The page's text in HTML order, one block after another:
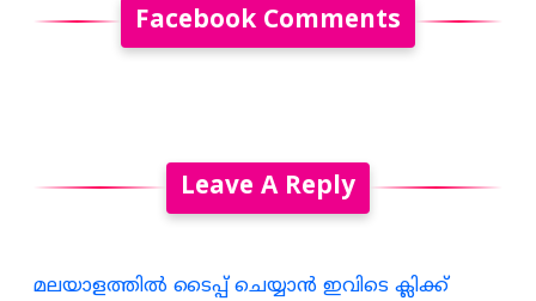
Facebook Comments
Leave A Reply
മലയാളത്തില്‍ ടൈപ്പ് ചെയ്യാന്‍ ഇവിടെ ക്ലിക്ക്